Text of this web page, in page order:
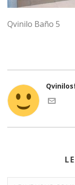
Qvinilo Baño 5